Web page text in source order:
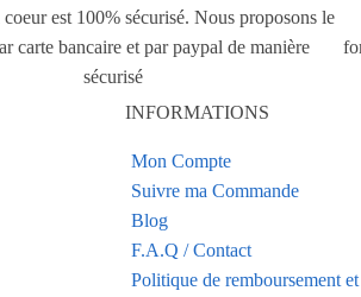
est 100% sécurisé. Nous proposons le
carte bancaire et par paypal de manière
sécurisé
INFORMATIONS
Mon Compte
Suivre ma Commande
Blog
F.A.Q / Contact
Politique de remboursement